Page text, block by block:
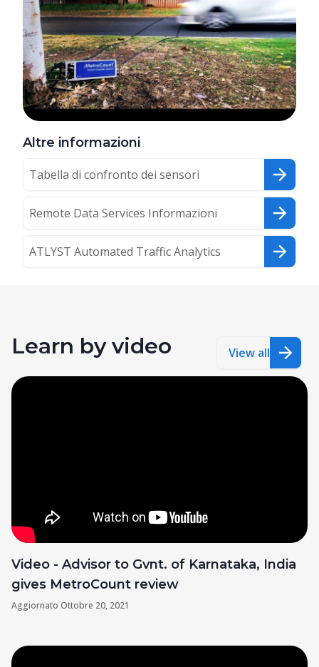
Altre informazioni
Tabella di confronto dei sensori
Remote Data Services Informazioni
ATLYST Automated Traffic Analytics
Learn by video View all
Video - Advisor to Gvnt. of Karnataka, India
gives MetroCount review
Aggiornato Ottobre 20, 2021